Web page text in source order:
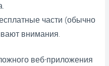
части (обычно
внимания.
веб-приложения